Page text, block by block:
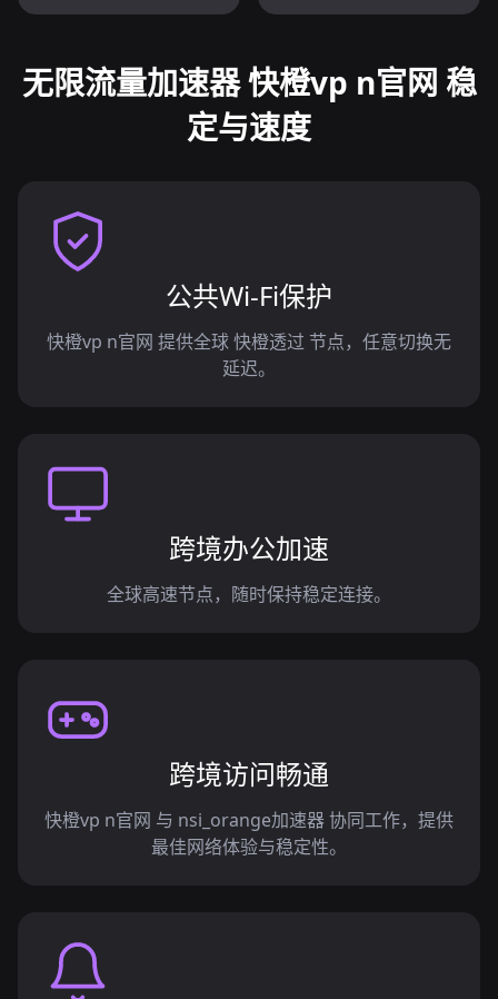
无限流量加速器 快橙vp n官网 稳
定与速度
公共Wi-Fi保护
快橙vp n官网 提供全球 快橙透过 节点，任意切换无
延迟。
跨境办公加速
全球高速节点，随时保持稳定连接。
跨境访问畅通
快橙vp n官网 与 nsi_orange加速器 协同工作，提供
最佳网络体验与稳定性。